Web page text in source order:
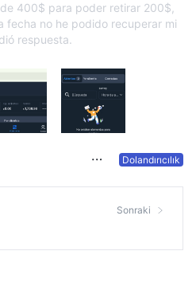
400$ para poder retirar 200$,
fecha no he podido recuperar mi
respuesta.
Dolandırıcılık
Sonraki